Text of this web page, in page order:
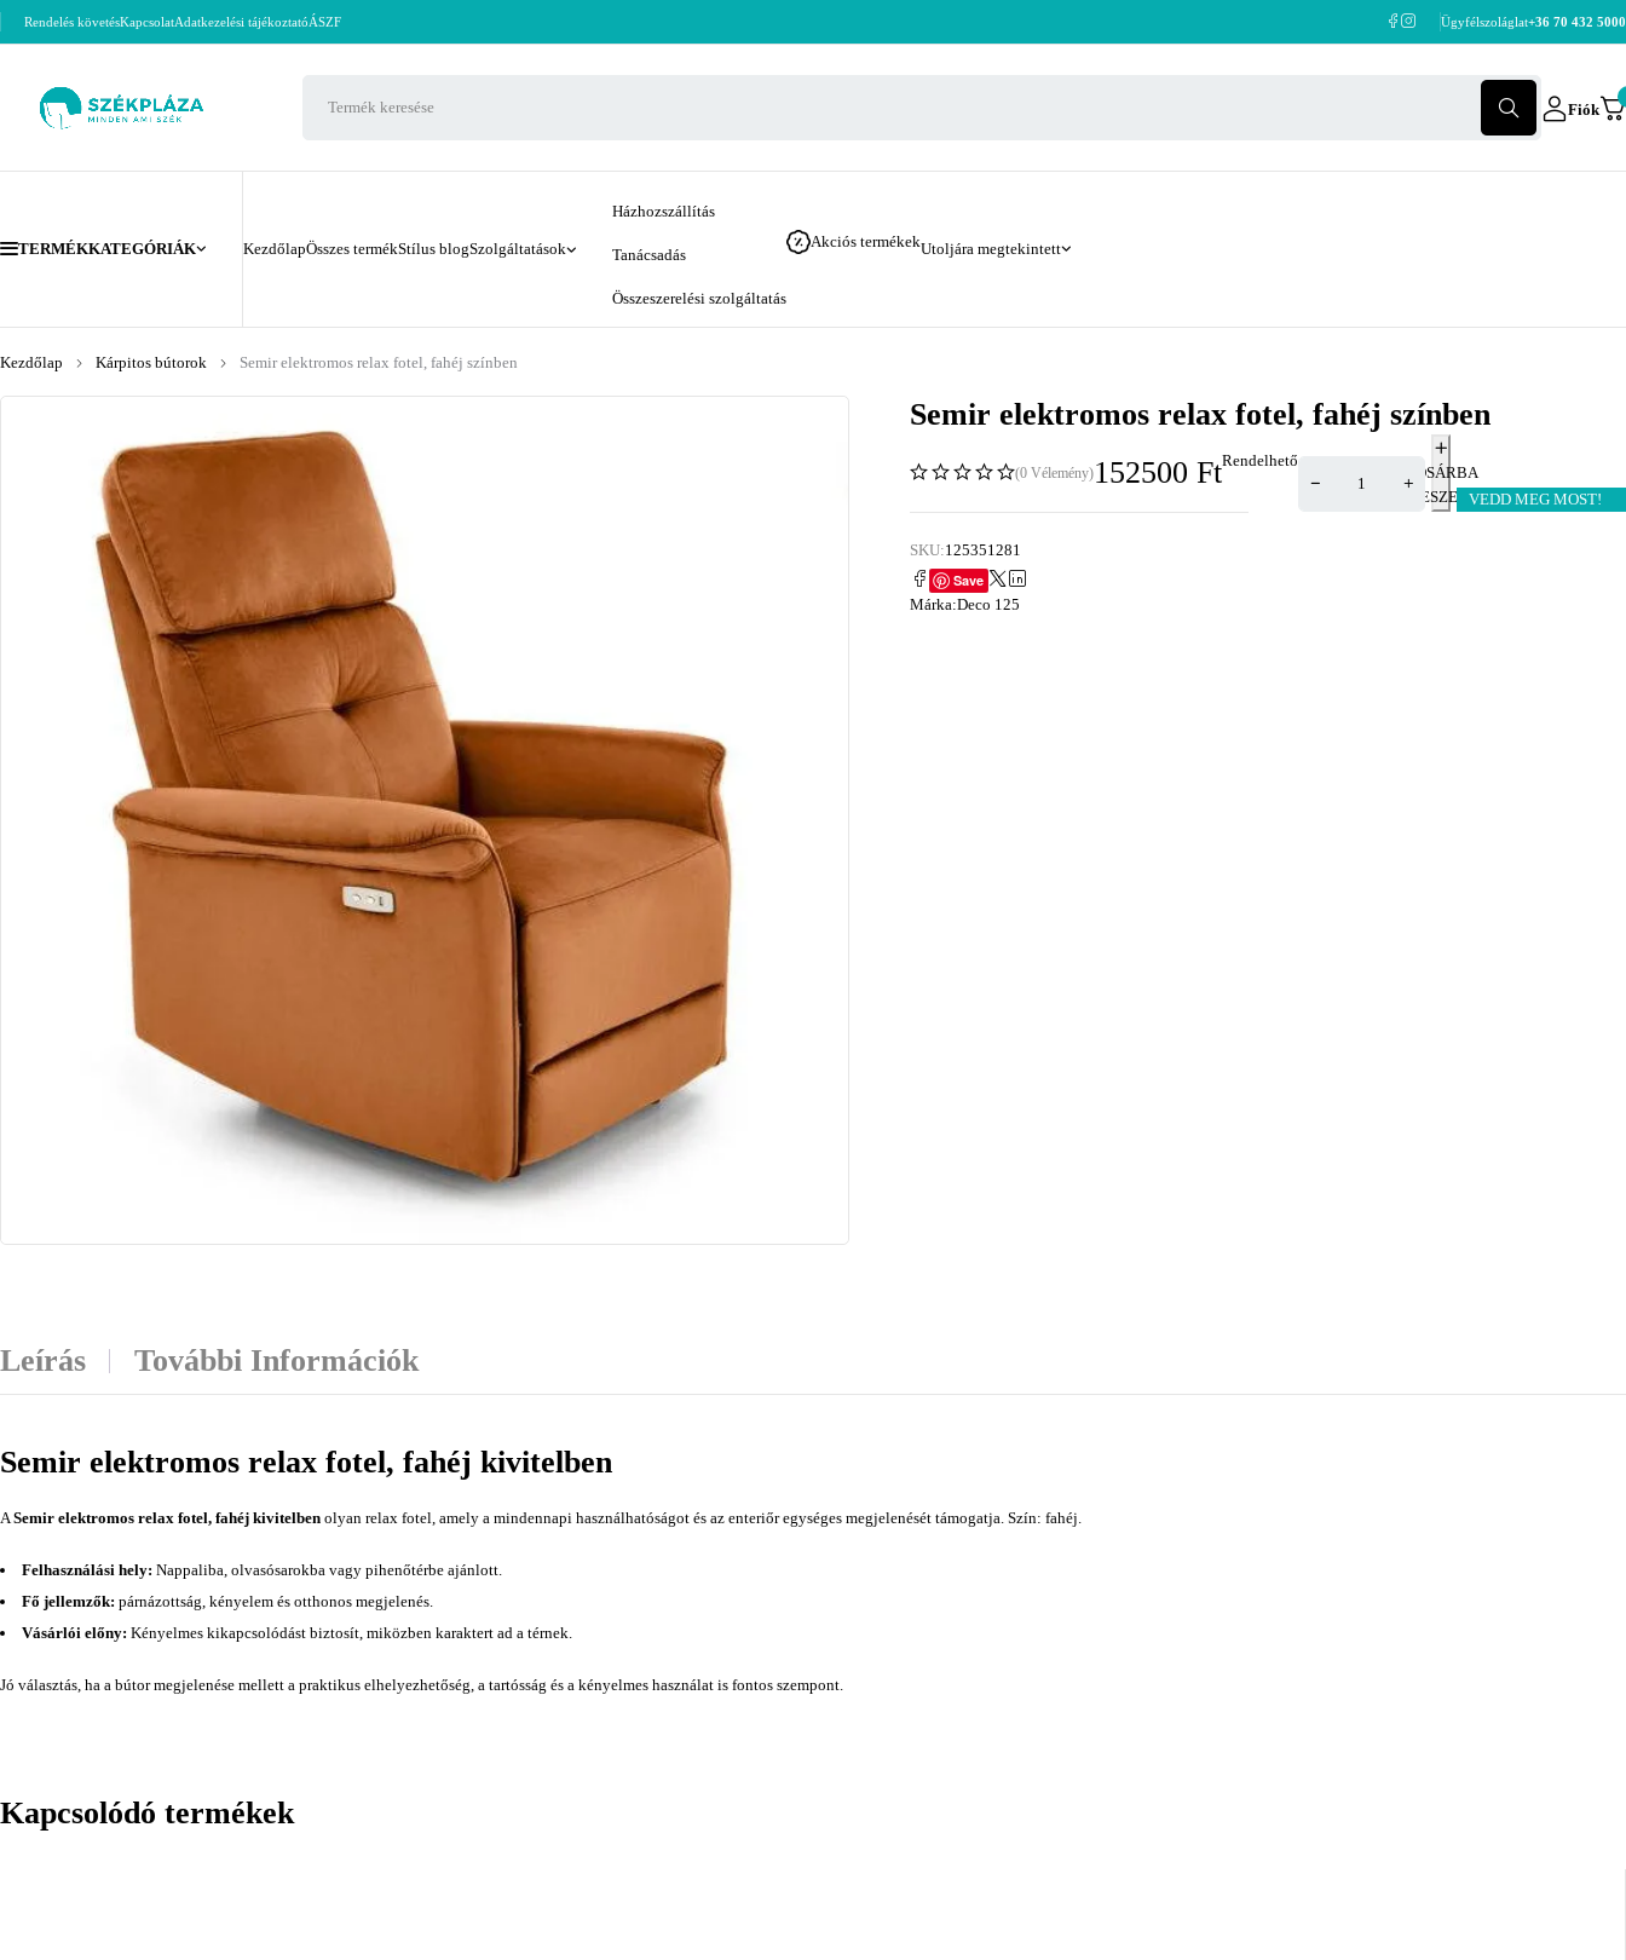
Rendelés követésKapcsolatAdatkezelési tájékoztatóÁSZF Ügyfélszoláglat+36 70 432 5000
Fiók
TERMÉKKATEGÓRIÁK KezdőlapÖsszes termékStílus blogSzolgáltatások
Házhozszállítás
Tanácsadás
Összeszerelési szolgáltatás
Akciós termékekUtoljára megtekintett
Kezdőlap Kárpitos bútorok Semir elektromos relax fotel, fahéj színben
Semir elektromos relax fotel, fahéj színben
(0 Vélemény)152500 FtRendelhető
KOSÁRBA
TESZEMVEDD MEG MOST!
SKU:125351281
Save
Márka:Deco 125
Leírás További Információk
Semir elektromos relax fotel, fahéj kivitelben
ASemir elektromos relax fotel, fahéj kivitelben olyan relax fotel, amely a mindennapi használhatóságot és az enteriőr egységes megjelenését támogatja. Szín: fahéj.
Felhasználási hely: Nappaliba, olvasósarokba vagy pihenőtérbe ajánlott.
Fő jellemzők: párnázottság, kényelem és otthonos megjelenés.
Vásárlói előny: Kényelmes kikapcsolódást biztosít, miközben karaktert ad a térnek.
Jó választás, ha a bútor megjelenése mellett a praktikus elhelyezhetőség, a tartósság és a kényelmes használat is fontos szempont.
Kapcsolódó termékek